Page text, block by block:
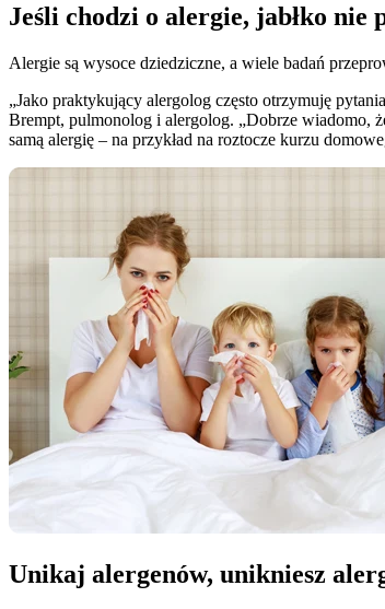
Jeśli chodzi o alergie, jabłko nie
Alergie są wysoce dziedziczne, a wiele badań
„Jako praktykujący alergolog często otrzymuję
Brempt, pulmonolog i alergolog. „Dobrze wiadomo,
samą alergię – na przykład na roztocze kurzu
Unikaj alergenów, unikniesz